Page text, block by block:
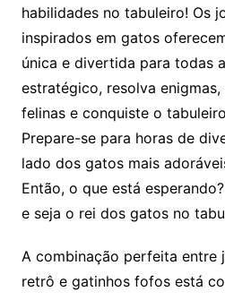
habilidades no tabuleiro! Os
inspirados em gatos
única e divertida para todas
estratégico, resolva
felinas e conquiste o
Prepare-se para horas de
lado dos gatos mais
Então, o que está
e seja o rei dos gatos no
A combinação perfeita entre
retrô e gatinhos fofos está